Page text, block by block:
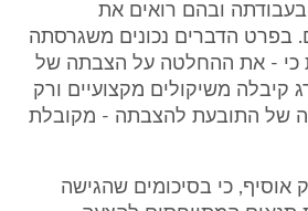
ובהם רואים את
בפרט הדברים נכונים משגרסתה
כי - את ההחלטה על הצבתה של
קיבלה משיקולים מקצועיים ורק
של התובעת להצבתה - מקובלת
אוסיף, כי בסיכומים שהגישה